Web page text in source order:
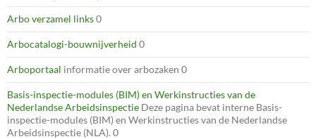
Arbo verzamel links0
Arbocatalogi-bouwnijverheid 0
Arboportaal informatie over arbozaken 0
Basis-inspectie-modules (BIM) en Werkinstructies van de
Nederlandse Arbeidsinspectie Deze pagina bevat interne Basis-
inspectie-modules (BIM) en Werkinstructies van de Nederlandse
Arbeidsinspectie (NLA). 0